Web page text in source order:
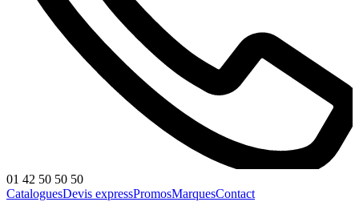
01 42 50 50 50
CataloguesDevis expressPromosMarquesContact